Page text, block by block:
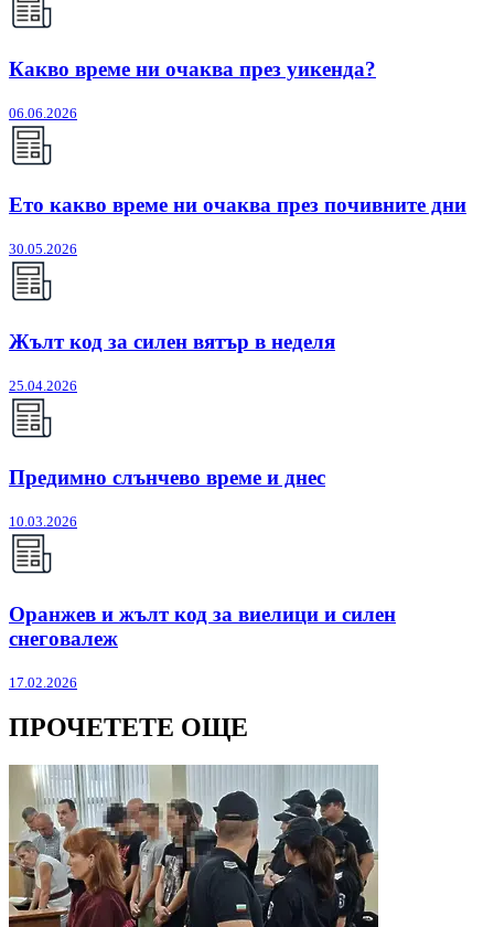
Какво време ни очаква през уикенда?
06.06.2026
Ето какво време ни очаква през почивните дни
30.05.2026
Жълт код за силен вятър в неделя
25.04.2026
Предимно слънчево време и днес
10.03.2026
Оранжев и жълт код за виелици и силен
снеговалеж
17.02.2026
ПРОЧЕТЕТЕ ОЩЕ